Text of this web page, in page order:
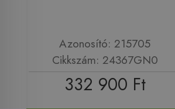
Azonosító: 215705
Cikkszám: 24367GN0
332 900 Ft